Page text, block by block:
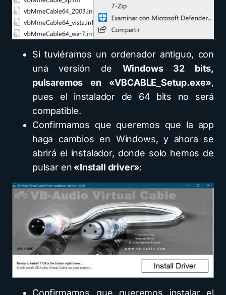
Si tuviéramos un ordenador antiguo, con
una versión de Windows 32 bits,
pulsaremos en «VBCABLE_Setup.exe»,
pues el instalador de 64 bits no será
compatible.
Confirmamos que queremos que la app
haga cambios en Windows, y ahora se
abrirá el instalador, donde solo hemos de
pulsar en «Install driver»: